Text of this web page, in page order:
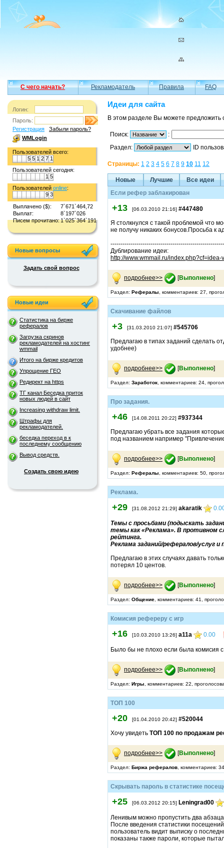
С чего начать? Рекламодатель Правила FAQ
Логин:
Пароль:
Регистрация
Забыли пароль?
WMLogin
Пользователей всего:
5 5 1 2 7 1
Пользователей сегодня:
1 5
Пользователей online:
9 3
Выплачено ($):
7`671`464,72
Выплат:
8`197`026
Писем прочитано:1`025`364`191
Новые вопросы
Задать свой вопрос
Новые идеи
Статистика на бирже
рефералов
Загрузка скринов
рекламодателей на хостинг
wmmail
Итого на бирже кредитов
Упрощение ГЕО
Редирект на https
ТГ канал Беседка приток
новых людей в сайт
Increasing withdraw limit.
Штрафы для
рекламодателей.
беседка переход в к
последнему сообщению
Вывод средств.
Создать свою идею
Идеи для сайта
В этом разделе Вы можете
Поиск:
:
Раздел:
ID
Страницы: 1 2 3 4 5 6 7 8 9 10 11 12
Новые Лучшие
Все идеи
Если рефер заблакирован
+13 [06.03.2010 21:16] #447480
Я столкнулся с такой проблемой что
не получу никаких бонусов.Просьба
Дублирование идеи:
http://www.wmmail.ru/
подробнее>> [Выполнено]
Раздел: Рефералы , комментариев: 27,
Скачивание файлов
+3 [31.03.2010 21:07] #545706
Предлагаю в типах заданий сделать
удобнее)
подробнее>> [Выполнено]
Раздел: Заработок , комментариев: 24,
Про задания.
+46 [14.08.2011 20:22] #937344
Предлагаю убрать все задания
под названием например
подробнее>> [Выполнено]
Раздел: Рефералы , комментариев: 50,
Реклама.
+29 [31.08.2012 21:29] akaratik
Темы с просьбами (подыскать
темы как «Реклама». В противном
рейтинга.
Реклама заданий/рефералов/услуг
Предлагаю в этих случаях давать
потерял 10 центов.
подробнее>> [Выполнено]
Раздел: Общение , комментариев: 41,
Комисия рефереру с игр
+16 [10.03.2010 13:26] a11a 0.00
Было бы не плохо если была комисия
подробнее>> [Выполнено]
Раздел: Игры , комментариев: 22,
ТОП 100
+20 [01.04.2010 20:42] #520044
Хочу увидеть ТОП 100 по продажам
подробнее>> [Выполнено]
Раздел: Биржа рефералов , комментариев:
Скрывать пароль в статистике
+25 [06.03.2012 20:15] Leningrad00
Ленивым можно пропустить два
После введения статистики посещений
пользователь видит выписку о
показаны также пароли, которые